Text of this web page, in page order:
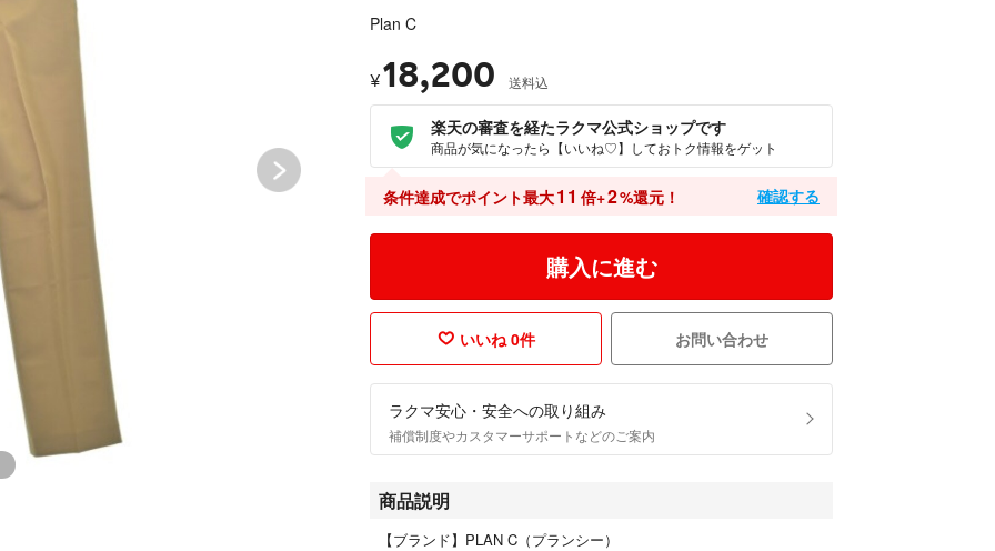
Plan C
¥18,200 送料込
楽天の審査を経たラクマ公式ショップです
商品が気になったら【いいね♡】しておトク情報をゲット
条件達成でポイント最大11 倍+2%還元！ 確認する
購入に進む
いいね 0件 お問い合わせ
ラクマ安心・安全への取り組み
補償制度やカスタマーサポートなどのご案内
商品説明
【ブランド】PLAN C（プランシー）